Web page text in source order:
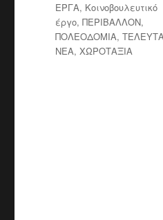
ΕΡΓΑ, Κοινοβουλευτικό
έργο,ΠΕΡΙΒΑΛΛΟΝ,
ΠΟΛΕΟΔΟΜΙΑ,
ΝΕΑ,ΧΩΡΟΤΑΞΙΑ